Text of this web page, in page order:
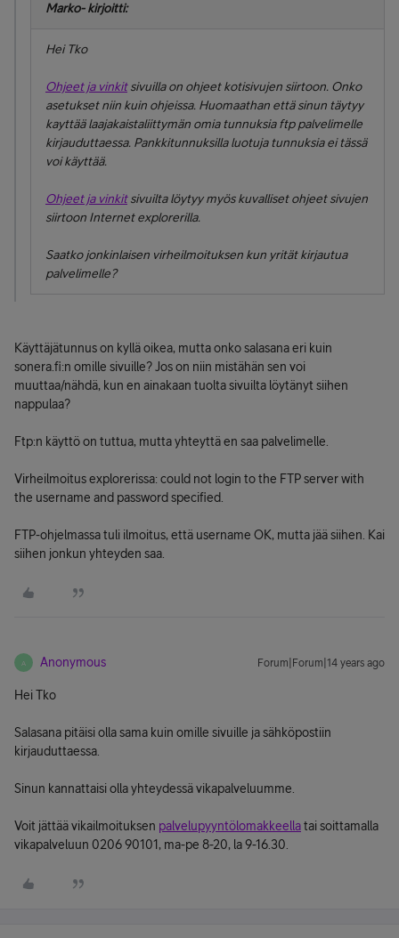
Marko- kirjoitti:
Hei Tko
Ohjeet ja vinkitsivuilla on ohjeet kotisivujen siirtoon. Onko
asetukset niin kuin ohjeissa. Huomaathan että sinun täytyy
kayttää laajakaistaliittymän omia tunnuksia ftp palvelimelle
kirjauduttaessa. Pankkitunnuksilla luotuja tunnuksia ei tässä
voi käyttää.
Ohjeet ja vinkitsivuilta löytyy myös kuvalliset ohjeet sivujen
siirtoon Internet explorerilla.
Saatko jonkinlaisen virheilmoituksen kun yrität kirjautua
palvelimelle?
Käyttäjätunnus on kyllä oikea, mutta onko salasana eri kuin
sonera.fi:n omille sivuille? Jos on niin mistähän sen voi
muuttaa/nähdä, kun en ainakaan tuolta sivuilta löytänyt siihen
nappulaa?
Ftp:n käyttö on tuttua, mutta yhteyttä en saa palvelimelle.
Virheilmoitus explorerissa: could not login to the FTP server with
the username and password specified.
FTP-ohjelmassa tuli ilmoitus, että username OK, mutta jää siihen. Kai
siihen jonkun yhteyden saa.
A Anonymous Forum|Forum|14 years ago
Hei Tko
Salasana pitäisi olla sama kuin omille sivuille ja sähköpostiin
kirjauduttaessa.
Sinun kannattaisi olla yhteydessä vikapalveluumme.
Voit jättää vikailmoituksen palvelupyyntölomakkeellatai soittamalla
vikapalveluun 0206 90101, ma-pe 8-20, la 9-16.30.